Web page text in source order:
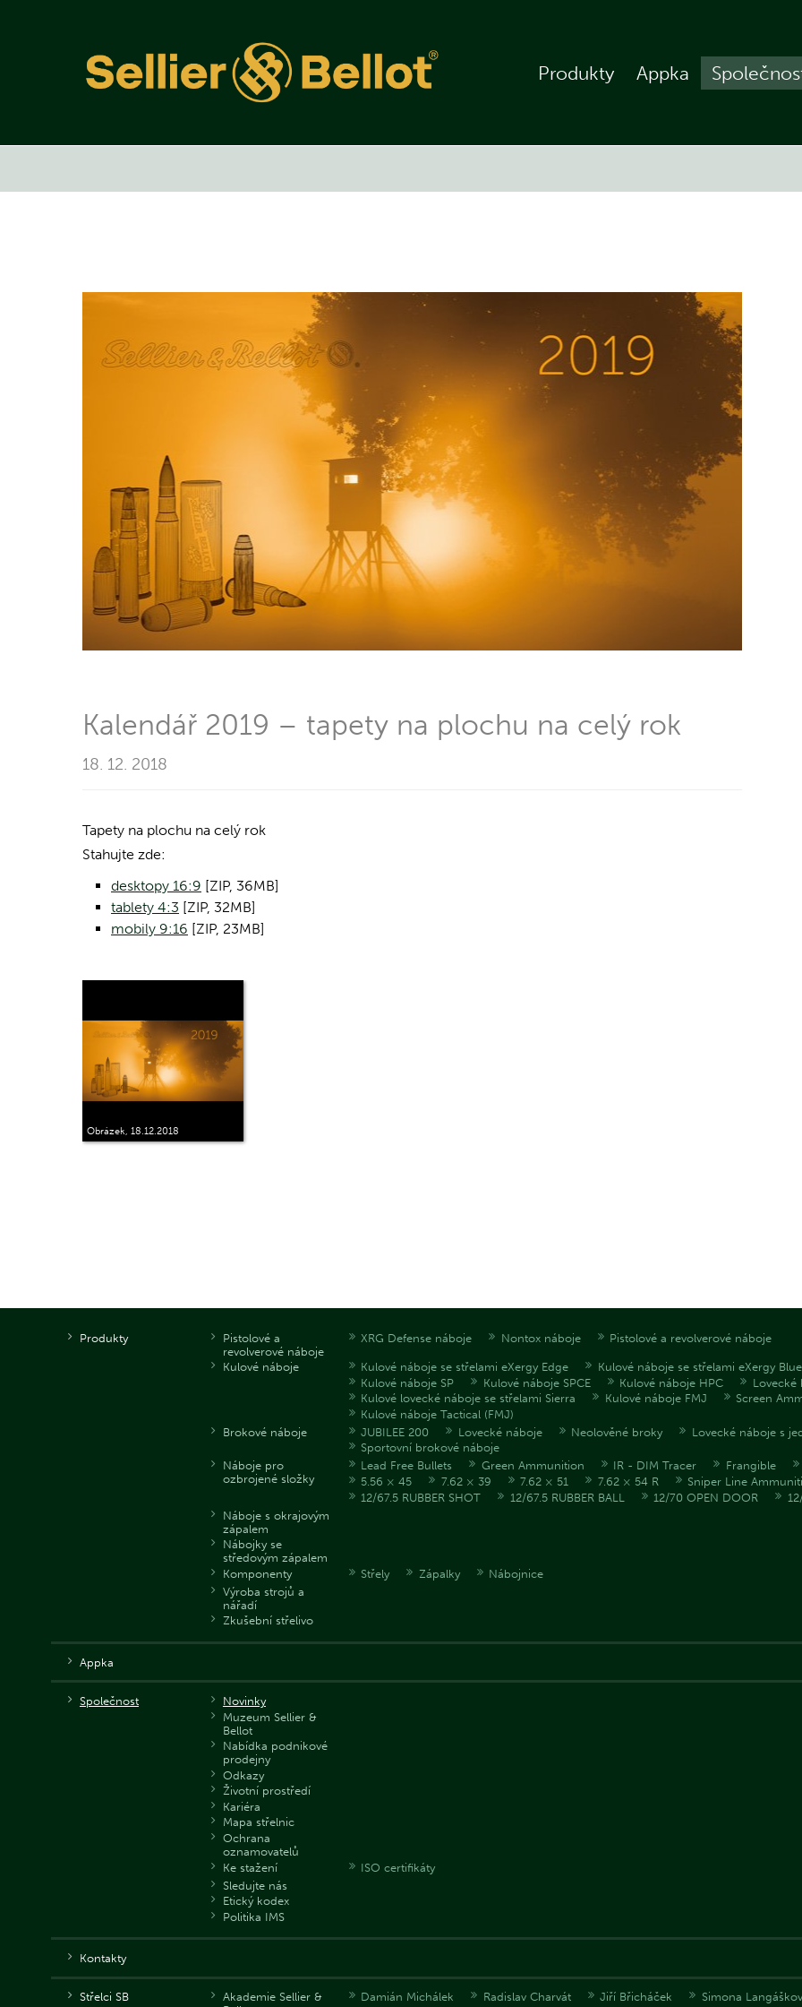
Produkty Appka
Kalendář 2019 – tapety na plochu na celý rok
18. 12. 2018
Tapety na plochu na celý rok
Stahujte zde:
desktopy 16:9 [ZIP, 36MB]
tablety 4:3 [ZIP, 32MB]
mobily 9:16 [ZIP, 23MB]
Obrázek, 18.12.2018
Produkty
Pistolové a
revolverové náboje
XRG Defense náboje Nontox náboje Pistolové a revolverové náboje
Kulové náboje Kulové náboje se střelami eXergy Edge Kulové náboje se střelami eXergy Blue
Kulové náboje SP
Kulové náboje SPCE Kulové náboje HPC
Lovecké
Kulové lovecké náboje se střelami Sierra
Kulové náboje FMJ Screen
Kulové náboje Tactical (FMJ)
Brokové náboje
JUBILEE 200 Lovecké náboje Neolověné broky Lovecké náboje s
Sportovní brokové náboje
Náboje pro
ozbrojené složky
Lead Free Bullets Green Ammunition IR - DIM Tracer Frangible
5.56 × 45
7.62 × 39 7.62 × 51 7.62 × 54 R Sniper Line
12/67.5 RUBBER SHOT
12/67.5 RUBBER BALL 12/70 OPEN DOOR
Náboje s okrajovým
zápalem
Nábojky se
středovým zápalem
Komponenty
Střely Zápalky
Nábojnice
Výroba strojů a
nářadí
Zkušební střelivo
Appka
Společnost
Novinky
Muzeum Sellier &
Bellot
Nabídka podnikové
prodejny
Odkazy
Životní prostředí
Kariéra
Mapa střelnic
Ochrana
oznamovatelů
Ke stažení
ISO certifikáty
Sledujte nás
Etický kodex
Politika IMS
Kontakty
Střelci SB
Akademie Sellier &
Damián Michálek Radislav Charvát Jiří Břicháček Simona